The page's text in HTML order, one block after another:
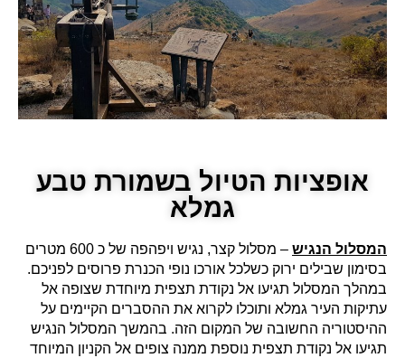
אופציות הטיול בשמורת טבע
גמלא
המסלול הנגיש
– מסלול קצר, נגיש ויפהפה של כ 600 מטרים
בסימון שבילים ירוק כשלכל אורכו נופי הכנרת פרוסים לפניכם.
במהלך המסלול תגיעו אל נקודת תצפית מיוחדת שצופה אל
עתיקות העיר גמלא ותוכלו לקרוא את ההסברים הקיימים על
ההיסטוריה החשובה של המקום הזה. בהמשך המסלול הנגיש
תגיעו אל נקודת תצפית נוספת ממנה צופים אל הקניון המיוחד